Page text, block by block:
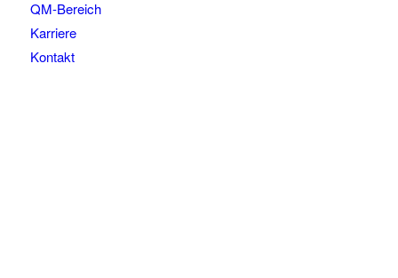
QM-Bereich
Karriere
Kontakt